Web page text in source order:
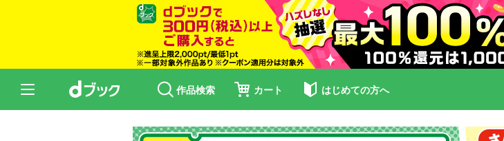
作品検索 カート はじめての方へ